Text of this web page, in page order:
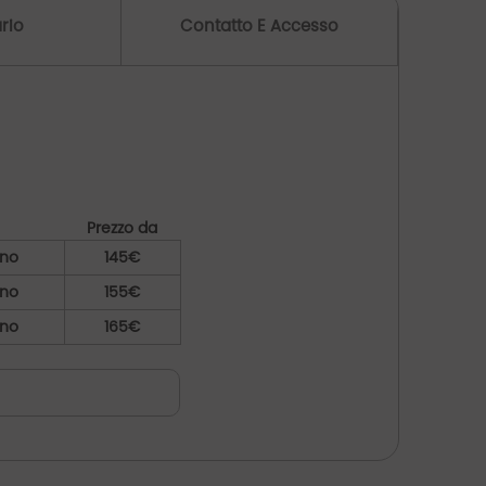
e relax.
Contatto E Accesso
Prezzo da
145€
155€
165€